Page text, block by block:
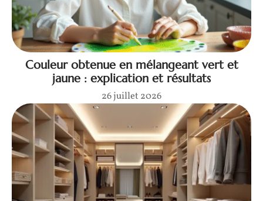
Couleur obtenue en mélangeant vert et
jaune : explication et résultats
26 juillet 2026